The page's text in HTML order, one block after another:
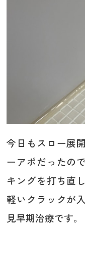
今日もスロー展
ーアポだったの
キングを打ち直
軽いクラックが
見早期治療です